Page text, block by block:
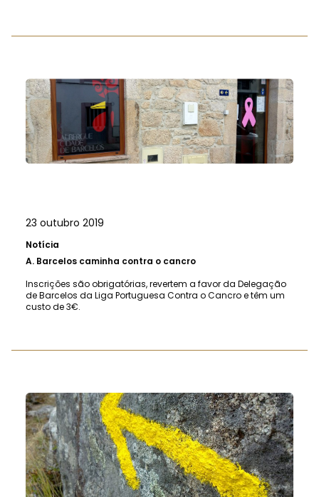
23 outubro 2019
Notícia
A. Barcelos caminha contra o cancro
Inscrições são obrigatórias, revertem a favor da Delegação
de Barcelos da Liga Portuguesa Contra o Cancro e têm um
custo de 3€.